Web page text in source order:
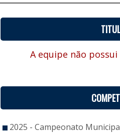
A equipe não
2025 - Campeonato